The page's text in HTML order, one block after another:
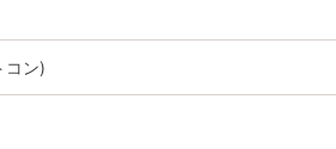
コン)